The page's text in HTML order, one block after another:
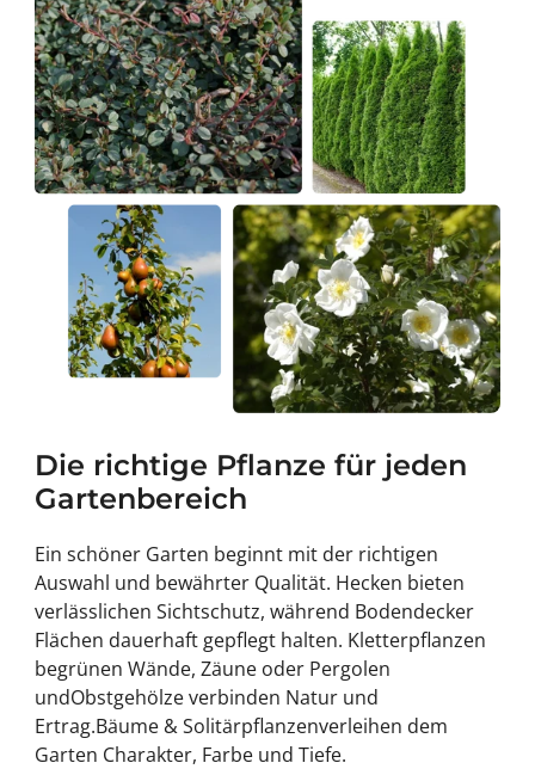
Die richtige Pflanze für jeden
Gartenbereich
Ein schöner Garten beginnt mit der richtigen
Auswahl und bewährter Qualität. Hecken bieten
verlässlichen Sichtschutz, während Bodendecker
Flächen dauerhaft gepflegt halten. Kletterpflanzen
begrünen Wände, Zäune oder Pergolen
undObstgehölzeverbinden Natur und
Ertrag.Bäume & Solitärpflanzenverleihen dem
Garten Charakter, Farbe und Tiefe.